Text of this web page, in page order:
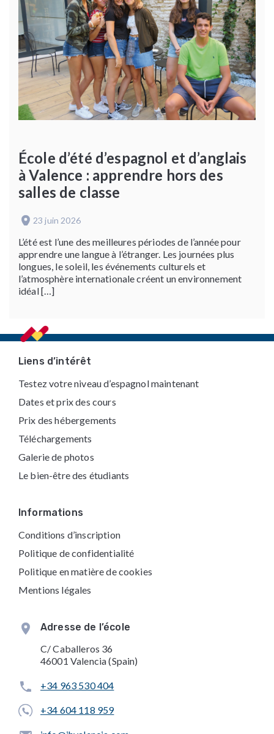
École d’été d’espagnol et d’anglais
à Valence : apprendre hors des
salles de classe
23 juin 2026
L’été est l’une des meilleures périodes de l’année pour
apprendre une langue à l’étranger. Les journées plus
longues, le soleil, les événements culturels et
l’atmosphère internationale créent un environnement
idéal […]
FooterLiens d’intérêt
Testez votre niveau d’espagnol maintenant
Dates et prix des cours
Prix des hébergements
Téléchargements
Galerie de photos
Le bien-être des étudiants
Informations
Conditions d’inscription
Politique de confidentialité
Politique en matière de cookies
Mentions légales
Adresse de l’école
C/ Caballeros 36
46001 Valencia (Spain)
+34 963 530 404
+34 604 118 959